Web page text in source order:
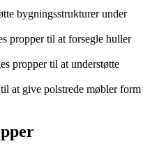
bygningsstrukturer under
propper til at forsegle huller
propper til at understøtte
at give polstrede møbler form